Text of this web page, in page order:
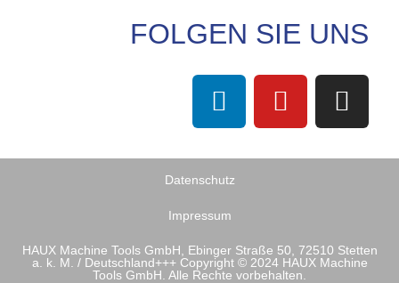
FOLGEN SIE UNS
Datenschutz
Impressum
HAUX Machine Tools GmbH, Ebinger Straße 50, 72510 Stetten
a. k. M. / Deutschland+++ Copyright © 2024 HAUX Machine
Tools GmbH. Alle Rechte vorbehalten.